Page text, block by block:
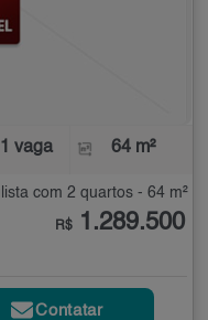
1 vaga 64 m²
com 2 quartos - 64 m²
R$ 1.289.500
Contatar